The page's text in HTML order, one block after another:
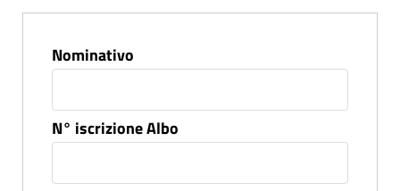
Nominativo
N° iscrizione Albo